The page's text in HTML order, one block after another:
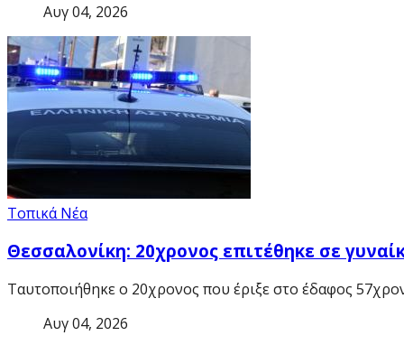
Αυγ 04, 2026
Τοπικά Νέα
Θεσσαλονίκη: 20χρονος επιτέθηκε σε
Ταυτοποιήθηκε ο 20χρονος που έριξε στο έδαφος
Αυγ 04, 2026